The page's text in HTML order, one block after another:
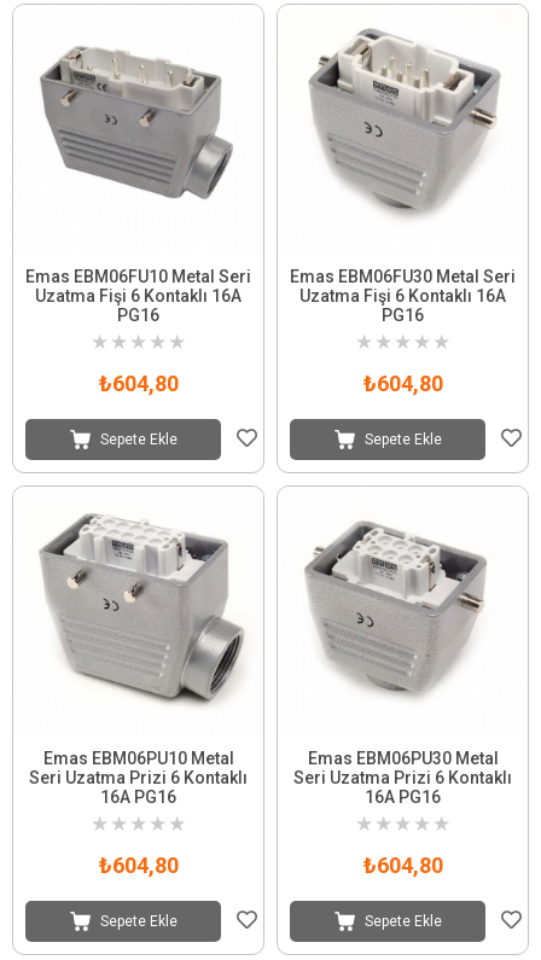
Emas EBM06FU10 Metal Seri
Uzatma Fişi 6 Kontaklı 16A
PG16
★ ★ ★ ★ ★
₺604,80
Sepete Ekle
Emas EBM06FU30 Metal Seri
Uzatma Fişi 6 Kontaklı 16A
PG16
★ ★ ★ ★ ★
₺604,80
Sepete Ekle
Emas EBM06PU10 Metal
Seri Uzatma Prizi 6 Kontaklı
16A PG16
★ ★ ★ ★ ★
₺604,80
Sepete Ekle
Emas EBM06PU30 Metal
Seri Uzatma Prizi 6 Kontaklı
16A PG16
★ ★ ★ ★ ★
₺604,80
Sepete Ekle